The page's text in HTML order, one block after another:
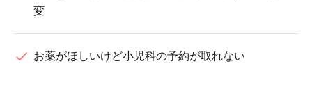
変
check お薬がほしいけど小児科の予約が取れない